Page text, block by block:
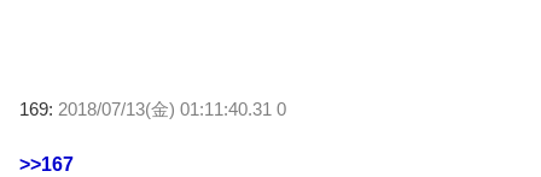
169: 2018/07/13(金) 01:11:40.31 0
>>167